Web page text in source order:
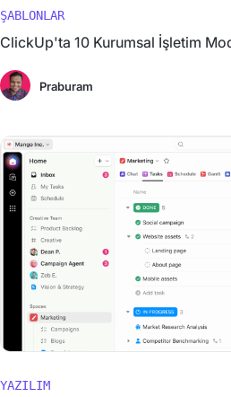
ŞABLONLAR
ClickUp'ta 10 Kurumsal İşletim
Praburam
YAZILIM